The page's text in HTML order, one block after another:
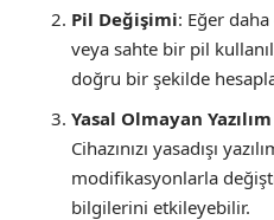
Pil Değişimi: Eğer
veya sahte bir pil
doğru bir şekilde
Yasal Olmayan
Cihazınızı yasadışı
modifikasyonlarla
bilgilerini etkileyebilir.